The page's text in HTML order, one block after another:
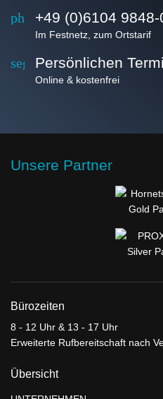
phone+49 (0)6104 9848-
Im Festnetz, zum Ortstarif
segmentPersönlichen
Online & kostenfrei
Unsere Partner
Bürozeiten
8 - 12 Uhr & 13 - 17 Uhr
Erweiterte Rufbereitschaft nach
Übersicht